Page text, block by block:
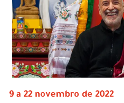
9 a 22 novembro de 2022